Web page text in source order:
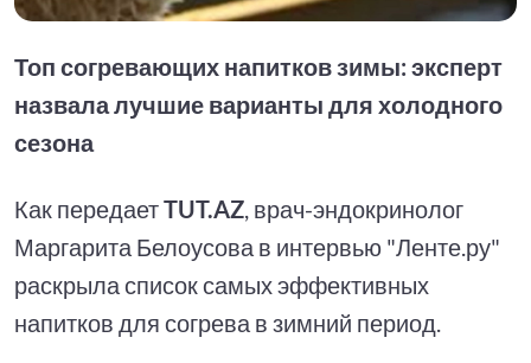
Топ согревающих напитков зимы: эксперт
назвала лучшие варианты для холодного
сезона
Как передаетTUT.AZ , врач-эндокринолог
Маргарита Белоусова в интервью "Ленте.ру"
раскрыла список самых эффективных
напитков для согрева в зимний период.